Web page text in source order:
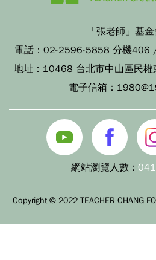
「張老師」基
電話： 02-2596-5858 分機406
地址： 10468 台北市中山區民
電子信箱：
網站瀏覽人數 :
Copyright © 2022 TEACHER CHANG